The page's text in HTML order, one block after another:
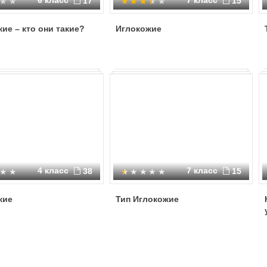
– кто они такие? Иглокожие
4 класс 38 7 класс 15
Тип Иглокожие